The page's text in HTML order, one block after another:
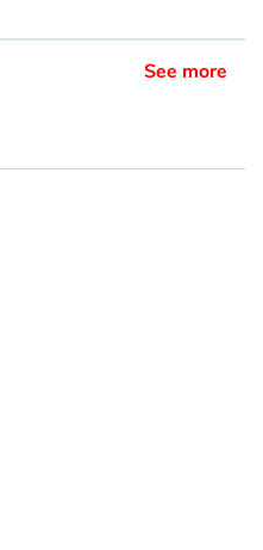
See more